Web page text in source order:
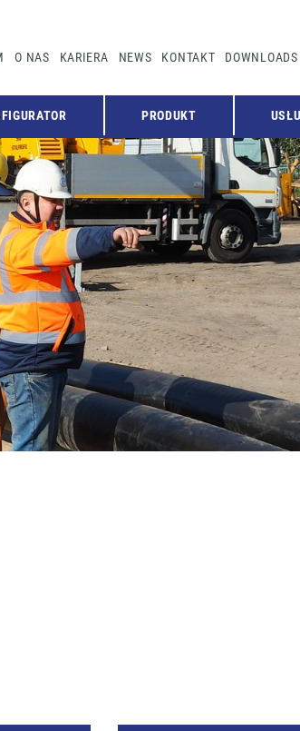
O NAS KARIERA NEWS KONTAKT DOWNLOADS
PRODUKT